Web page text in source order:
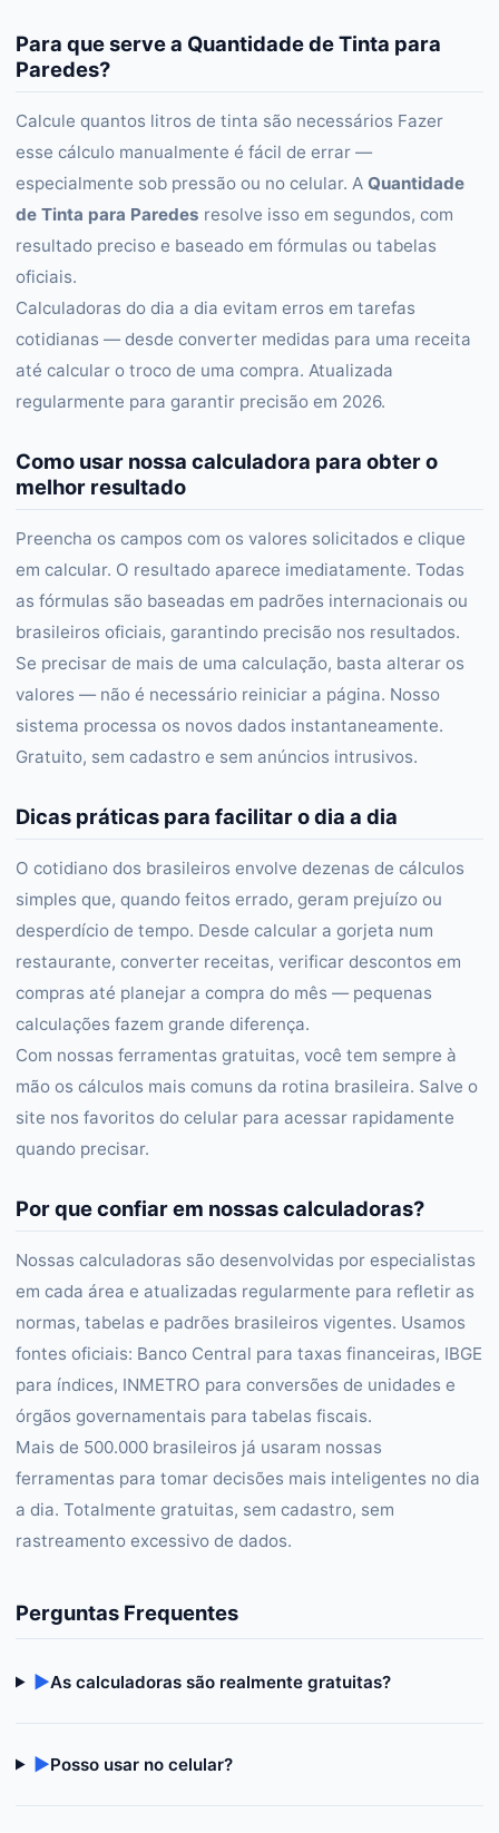
Para que serve a Quantidade de Tinta para
Paredes?
Calcule quantos litros de tinta são necessários Fazer
esse cálculo manualmente é fácil de errar —
especialmente sob pressão ou no celular. A Quantidade
de Tinta para Paredes resolve isso em segundos, com
resultado preciso e baseado em fórmulas ou tabelas
oficiais.
Calculadoras do dia a dia evitam erros em tarefas
cotidianas — desde converter medidas para uma receita
até calcular o troco de uma compra. Atualizada
regularmente para garantir precisão em 2026.
Como usar nossa calculadora para obter o
melhor resultado
Preencha os campos com os valores solicitados e clique
em calcular. O resultado aparece imediatamente. Todas
as fórmulas são baseadas em padrões internacionais ou
brasileiros oficiais, garantindo precisão nos resultados.
Se precisar de mais de uma calculação, basta alterar os
valores — não é necessário reiniciar a página. Nosso
sistema processa os novos dados instantaneamente.
Gratuito, sem cadastro e sem anúncios intrusivos.
Dicas práticas para facilitar o dia a dia
O cotidiano dos brasileiros envolve dezenas de cálculos
simples que, quando feitos errado, geram prejuízo ou
desperdício de tempo. Desde calcular a gorjeta num
restaurante, converter receitas, verificar descontos em
compras até planejar a compra do mês — pequenas
calculações fazem grande diferença.
Com nossas ferramentas gratuitas, você tem sempre à
mão os cálculos mais comuns da rotina brasileira. Salve o
site nos favoritos do celular para acessar rapidamente
quando precisar.
Por que confiar em nossas calculadoras?
Nossas calculadoras são desenvolvidas por especialistas
em cada área e atualizadas regularmente para refletir as
normas, tabelas e padrões brasileiros vigentes. Usamos
fontes oficiais: Banco Central para taxas financeiras, IBGE
para índices, INMETRO para conversões de unidades e
órgãos governamentais para tabelas fiscais.
Mais de 500.000 brasileiros já usaram nossas
ferramentas para tomar decisões mais inteligentes no dia
a dia. Totalmente gratuitas, sem cadastro, sem
rastreamento excessivo de dados.
Perguntas Frequentes
▶As calculadoras são realmente gratuitas?
▶Posso usar no celular?